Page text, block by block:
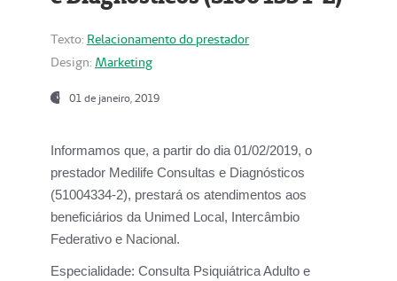
Texto: Relacionamento do prestador
Design: Marketing
01 de janeiro, 2019
Informamos que, a partir do dia 01/02/2019, o
prestador Medilife Consultas e Diagnósticos
(51004334-2), prestará os atendimentos aos
beneficiários da Unimed Local, Intercâmbio
Federativo e Nacional.
Especialidade: Consulta Psiquiátrica Adulto e